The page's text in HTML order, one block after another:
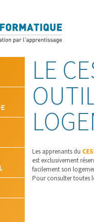
LE
Les apprenants du
est exclusivement
facilement son
Pour consulter toutes